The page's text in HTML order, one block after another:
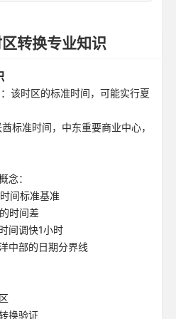
转换专业知识
：该时区的标准时间，可能实行夏
标准时间，中东重要商业中心，
念：
间标准基准
时间差
间调快1小时
中部的日期分界线
换验证